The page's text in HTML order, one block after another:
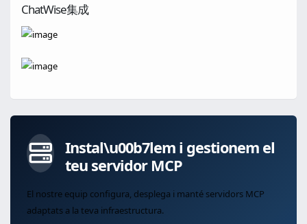
ChatWise集成
Instal\u00b7lem i gestionem el
teu servidor MCP
El nostre equip configura, desplega i manté servidors MCP
adaptats a la teva infraestructura.